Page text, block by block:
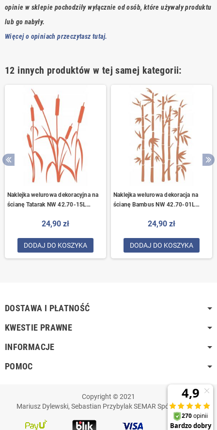
opinie w sklepie pochodziły wyłącznie od osób, które używały produktu
lub go nabyły.
Więcej o opiniach przeczytasz tutaj.
12 innych produktów w tej samej kategorii:
Naklejka welurowa dekoracyjna na
ścianę Tatarak NW 42.70-15L
24,90 zł
DODAJ DO KOSZYKA
Naklejka welurowa dekoracja na
ścianę Bambus NW 42.70-01L
24,90 zł
DODAJ DO KOSZYKA
DOSTAWA I PŁATNOŚĆ
KWESTIE PRAWNE
INFORMACJE
POMOC
Copyright © 2021
Mariusz Dylewski, Sebastian Przybylak SEMAR Spółka Jawna